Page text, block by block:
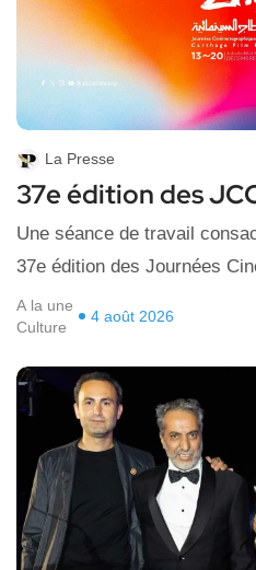
La Presse
37e édition des
Une séance de travail
37e édition des Journées
A la une
Culture
4 août 2026